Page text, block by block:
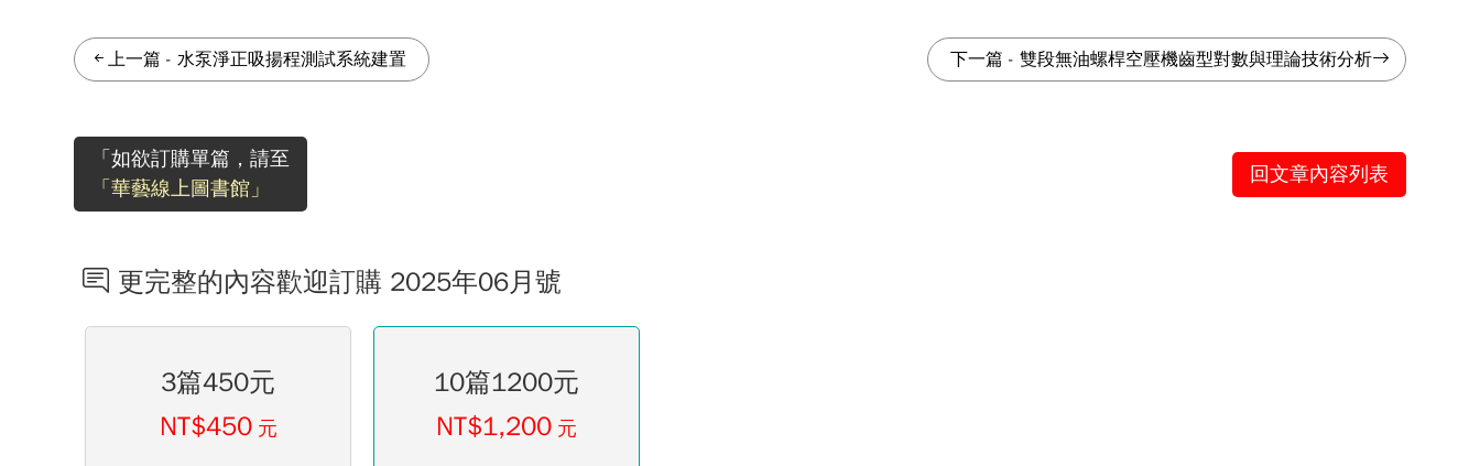
上一篇 -水泵淨正吸揚程測試系統建置 下一篇 - 雙段無油螺桿空壓機齒型對數與理論技術分析
「如欲訂購單篇，請至
「華藝線上圖書館」
回文章內容列表
更完整的內容歡迎訂購 2025年06月號
3篇450元
NT$450 元
10篇1200元
NT$1,200 元